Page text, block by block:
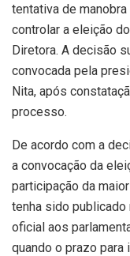
tentativa de
controlar a eleição
Diretora. A decisão
convocada pela
Nita, após
processo.
De acordo com a
a convocação da
participação da
tenha sido publicado
oficial aos
quando o prazo para